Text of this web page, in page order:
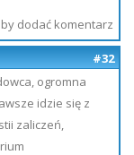
dodać komentarz
#32
ogromna
idzie się z
zaliczeń,